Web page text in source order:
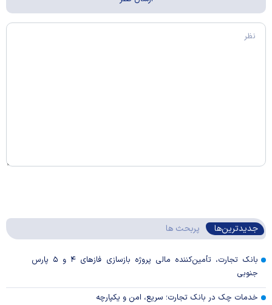
جدیدترین‌ها پربحث ها
بانک تجارت، تأمین‌کننده مالی پروژه بازسازی فاز‌های ۴ و ۵ پارس
جنوبی
خدمات چک در بانک تجارت؛ سریع، امن و یکپارچه